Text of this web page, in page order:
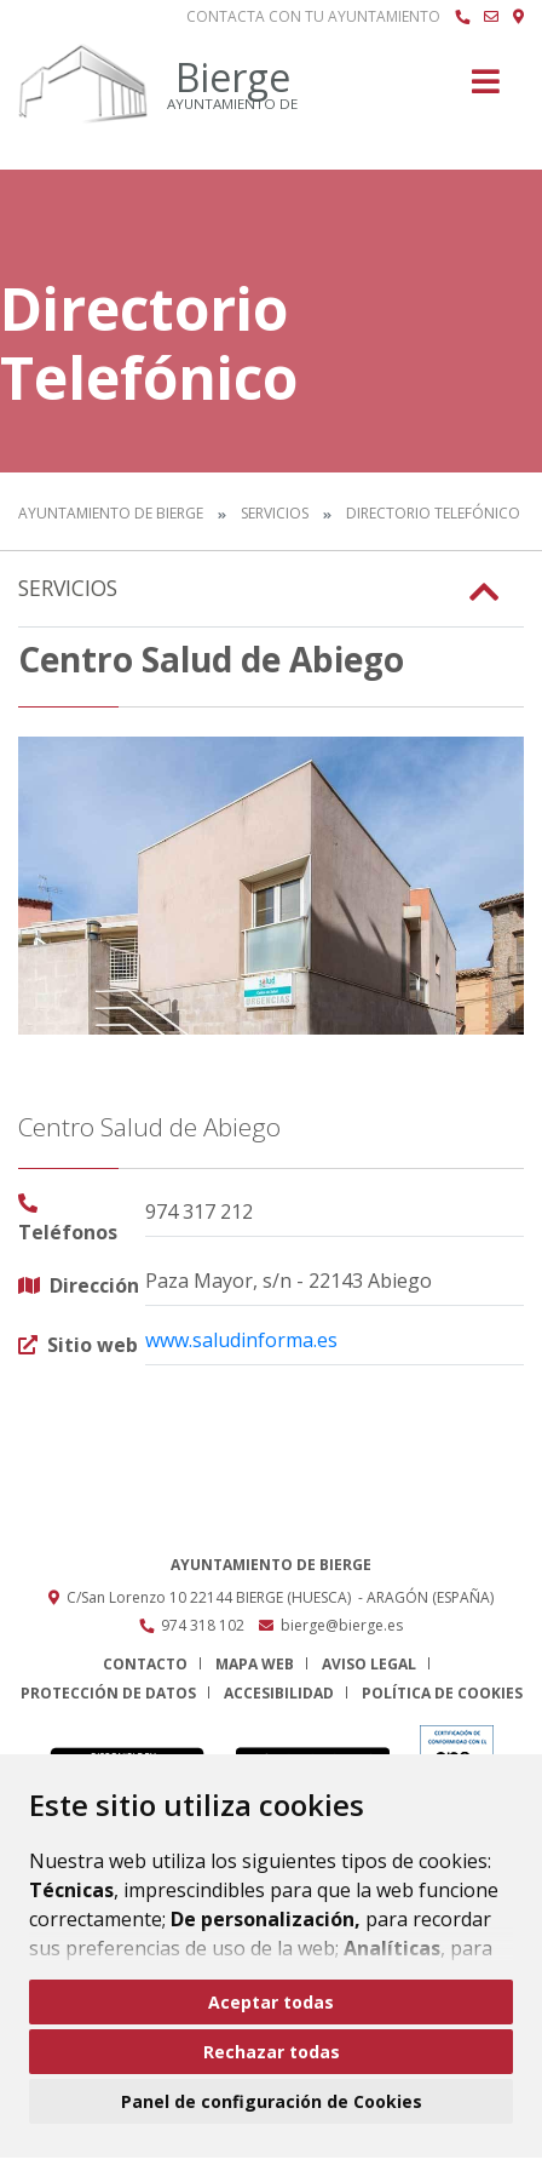
Este sitio utiliza cookies
Nuestra web utiliza los siguientes tipos de cookies:
Técnicas, imprescindibles para que la web funcione
correctamente; De personalización, para recordar
sus preferencias de uso de la web; Analíticas, para
mejorar el funcionamiento de la web y sus servicios.
Si acepta pulsando el botón“Aceptar todas”
consideramos que acepta su uso. Si pulsa el botón
ninguna acción, se guardarán las cookies técnicas
Aceptar todas
Rechazar todas
Panel de configuración de Cookies
CONTACTA CON TU AYUNTAMIENTO
Bierge
AYUNTAMIENTO DE
Directorio
Telefónico
AYUNTAMIENTO DE BIERGE SERVICIOS DIRECTORIO TELEFÓNICO
SERVICIOS
Centro Salud de Abiego
Centro Salud de Abiego
Teléfonos
974 317 212
Dirección Paza Mayor, s/n - 22143 Abiego
Sitio web www.saludinforma.es
AYUNTAMIENTO DE BIERGE
C/San Lorenzo 1022144 BIERGE (HUESCA) - ARAGÓN (ESPAÑA)
974 318 102
bierge@bierge.es
CONTACTO
MAPA WEB
AVISO LEGAL
PROTECCIÓN DE DATOS
ACCESIBILIDAD POLÍTICA DE COOKIES